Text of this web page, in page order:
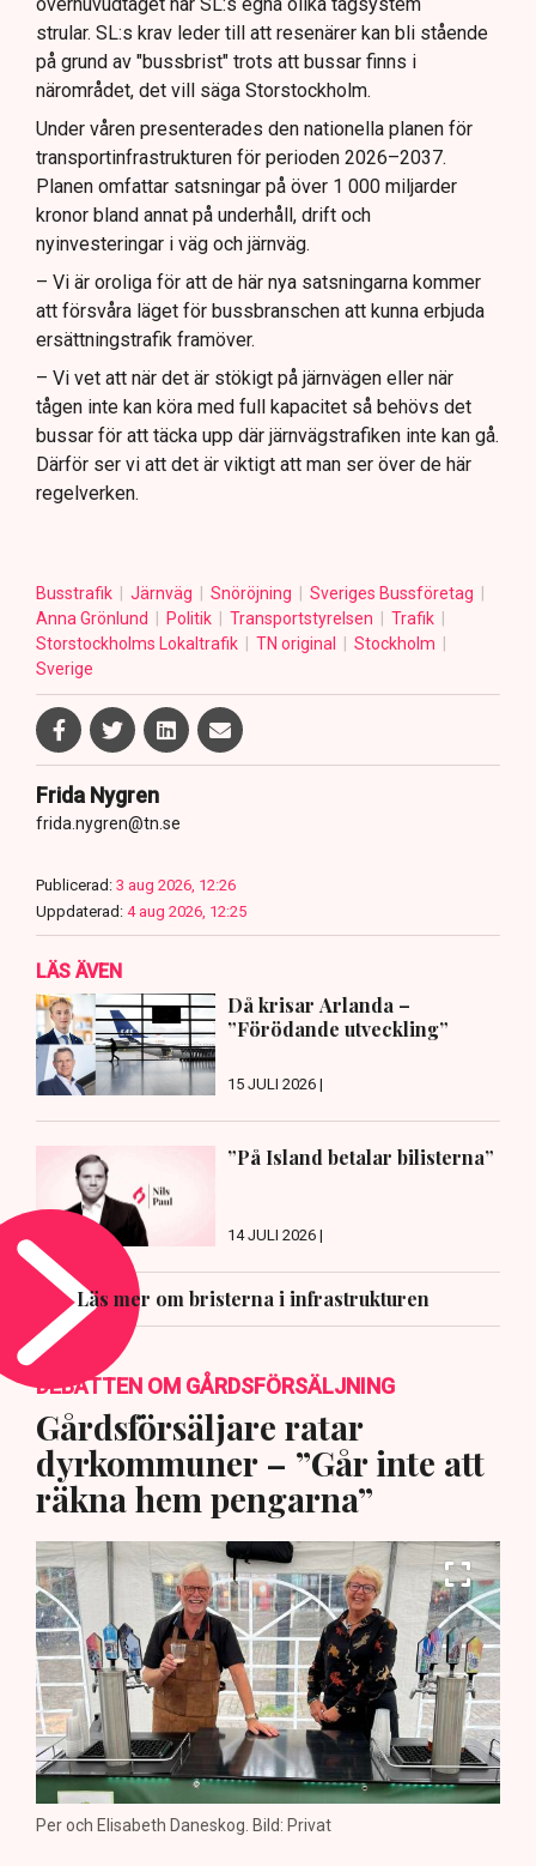
överhuvudtaget när SL:s egna olika tågsystem
strular. SL:s krav leder till att resenärer kan bli stående
på grund av "bussbrist" trots att bussar finns i
närområdet, det vill säga Storstockholm.
Under våren presenterades den nationella planen för
transportinfrastrukturen för perioden 2026–2037.
Planen omfattar satsningar på över 1 000 miljarder
kronor bland annat på underhåll, drift och
nyinvesteringar i väg och järnväg.
– Vi är oroliga för att de här nya satsningarna kommer
att försvåra läget för bussbranschen att kunna erbjuda
ersättningstrafik framöver.
– Vi vet att när det är stökigt på järnvägen eller när
tågen inte kan köra med full kapacitet så behövs det
bussar för att täcka upp där järnvägstrafiken inte kan gå.
Därför ser vi att det är viktigt att man ser över de här
regelverken.
Busstrafik Järnväg Snöröjning
Sveriges Bussföretag
Anna Grönlund
Politik Transportstyrelsen
Trafik
Storstockholms Lokaltrafik
TN original
Stockholm
Sverige
Frida Nygren
frida.nygren@tn.se
Publicerad: 3 aug 2026, 12:26
Uppdaterad: 4 aug 2026, 12:25
LÄS ÄVEN
Då krisar Arlanda –
”Förödande utveckling”
15 JULI 2026 |
”På Island betalar bilisterna”
14 JULI 2026 |
Läs mer om bristerna i infrastrukturen
DEBATTEN OM GÅRDSFÖRSÄLJNING
Gårdsförsäljare ratar
dyrkommuner – ”Går inte att
räkna hem pengarna”
Per och Elisabeth Daneskog. Bild: Privat